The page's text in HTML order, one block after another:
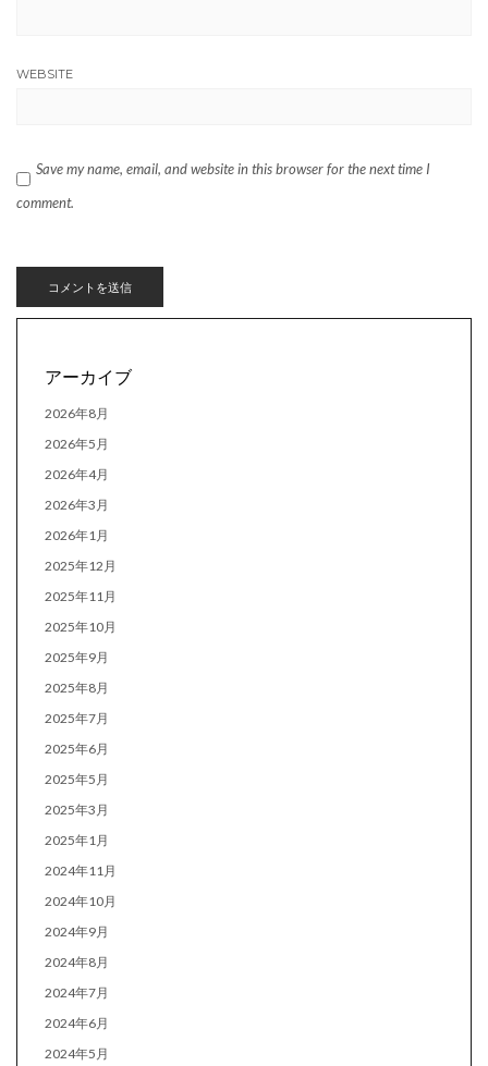
WEBSITE
Save my name, email, and website in this browser for the next time I
comment.
アーカイブ
2026年8月
2026年5月
2026年4月
2026年3月
2026年1月
2025年12月
2025年11月
2025年10月
2025年9月
2025年8月
2025年7月
2025年6月
2025年5月
2025年3月
2025年1月
2024年11月
2024年10月
2024年9月
2024年8月
2024年7月
2024年6月
2024年5月